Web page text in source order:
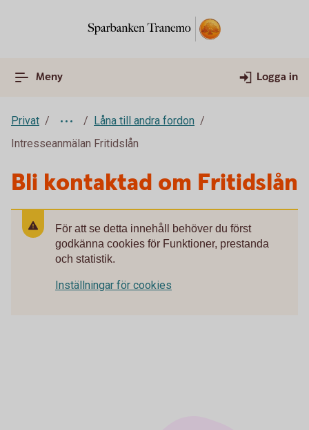
Meny Logga in
Privat
Låna till andra fordon
Intresseanmälan Fritidslån
Bli kontaktad om Fritidslån
För att se detta innehåll behöver du först
godkänna cookies för Funktioner, prestanda
och statistik.
Inställningar för cookies